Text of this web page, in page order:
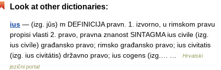
Look at other dictionaries:
ius — (izg. jȗs) m DEFINICIJA pravn. 1. izvorno, u rimskom pravu
propisi vlasti 2. pravo, pravna znanost SINTAGMA ius civile (izg.
ius civíle) građansko pravo; rimsko građansko pravo; ius civitatis
(izg. ius civitátis) državno pravo; ius cogens (izg.… …
Hrvatski
jezični portal